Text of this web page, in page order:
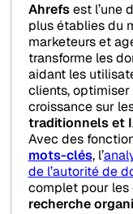
Ahrefsest l’une
plus établies du
marketeurs et
transforme les
aidant les
clients,
croissance sur
traditionnels et
Avec des
mots-clés, l’
de l’autorité de
complet pour les
recherche